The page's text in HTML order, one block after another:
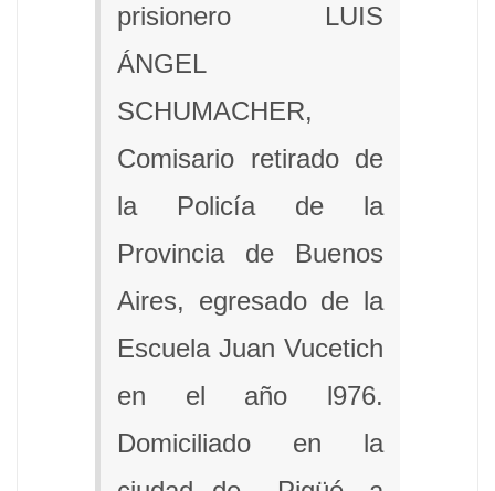
prisionero LUIS
ÁNGEL
SCHUMACHER,
Comisario retirado de
la Policía de la
Provincia de Buenos
Aires, egresado de la
Escuela Juan Vucetich
en el año l976.
Domiciliado en la